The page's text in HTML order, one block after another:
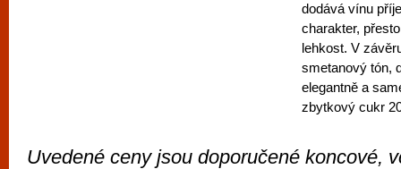
dodává vínu
charakter,
lehkost. V
smetanový tón,
elegantně a
zbytkový cukr
Uvedené ceny jsou doporučené koncové,